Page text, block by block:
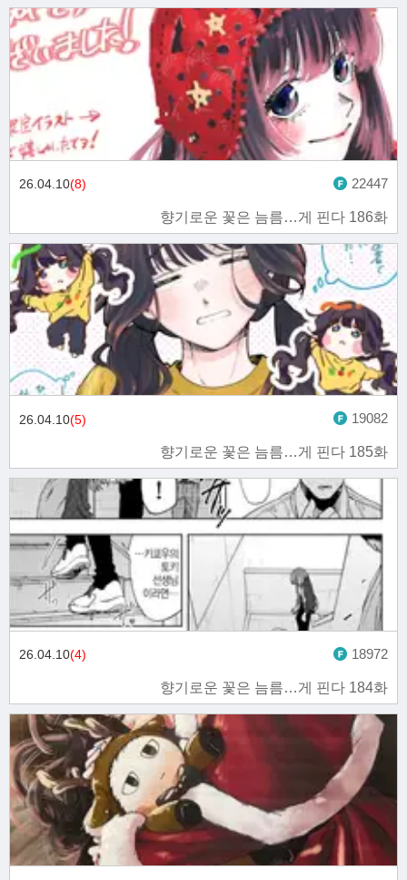
향기로운 꽃은 늠름…게 핀다 186화
26.04.10(8) 22447
향기로운 꽃은 늠름…게 핀다 185화
26.04.10(5) 19082
향기로운 꽃은 늠름…게 핀다 184화
26.04.10(4) 18972